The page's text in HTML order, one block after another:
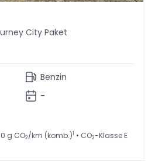
City Paket
Benzin
-
g CO2/km (komb.)1 • CO2-Klasse E